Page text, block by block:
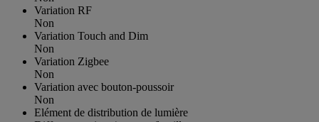
Variation RF
Non
Variation Touch and Dim
Non
Variation Zigbee
Non
Variation avec bouton-poussoir
Non
Elément de distribution de lumière